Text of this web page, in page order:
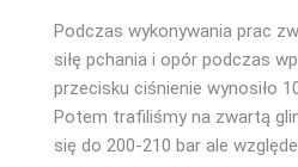
Podczas wykonywania prac
siłę pchania i opór podczas
przecisku ciśnienie wynosiło
Potem trafiliśmy na zwartą
się do 200-210 bar ale